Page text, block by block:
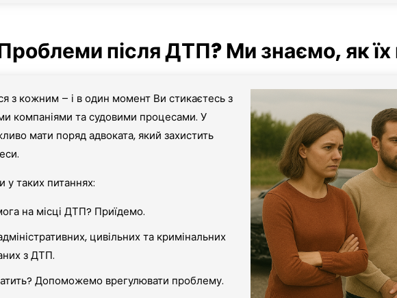
після ДТП? Ми знаємо, як їх
з кожним – і в один момент Ви стикаєтесь з
компаніями та судовими процесами. У
мати поряд адвоката, який захистить
таких питаннях:
на місці ДТП? Приїдемо.
цивільних та кримінальних
з ДТП.
Допоможемо врегулювати проблему.